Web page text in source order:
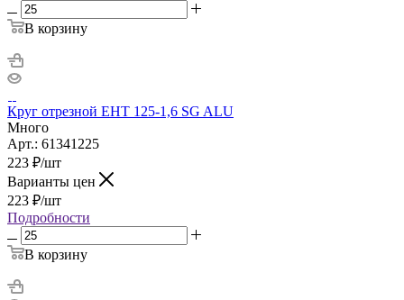
В корзину
Круг отрезной ЕНТ 125-1,6 SG ALU
Много
Арт.: 61341225
223 ₽/шт
Варианты цен
223 ₽/шт
Подробности
В корзину